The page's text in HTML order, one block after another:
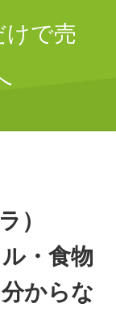
で売
）
・食物
からな